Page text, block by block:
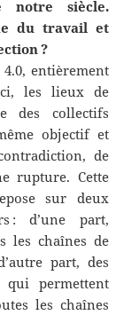
notre siècle.
du travail et
?
entièrement
les lieux de
des collectifs
objectif et
de
rupture. Cette
sur deux
: d’une part,
les chaînes de
part, des
qui permettent
les chaînes